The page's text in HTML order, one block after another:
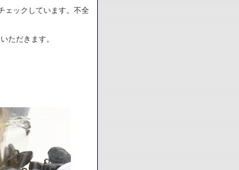
ェックしています。不全
ただきます。